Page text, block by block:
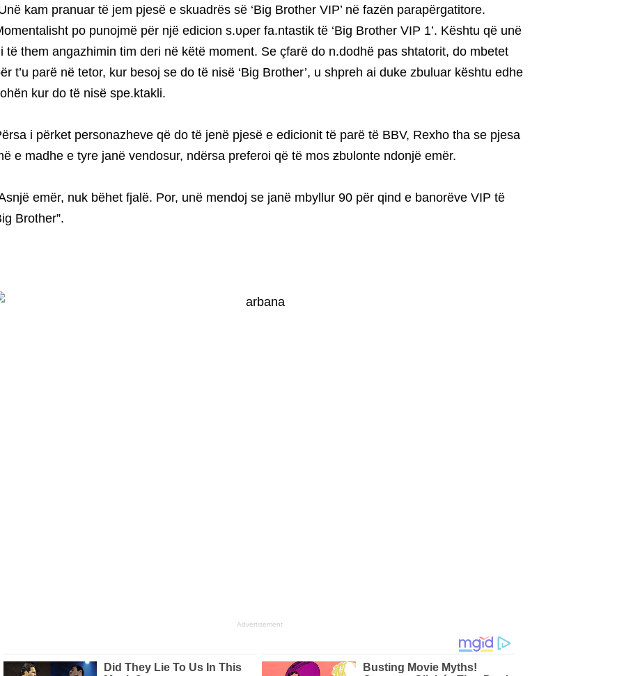
kam pranuar të jem pjesë e skuadrës së ‘Big Brother VIP’ në fazën parapërgatitore.
po punojmë për një edicion s.υρer fa.ntastik të ‘Big Brother VIP 1’. Kështu që unë
të them angazhimin tim deri në këtë moment. Se çfarë do n.dodhë pas shtatorit, do mbetet
t’u parë në tetor, kur besoj se do të nisë ‘Big Brother’, u shpreh ai duke zbuluar kështu edhe
kur do të nisë spe.ktakli.
i përket personazheve që do të jenë pjesë e edicionit të parë të BBV, Rexho tha se pjesa
e madhe e tyre janë vendosur, ndërsa preferoi që të mos ƶbυlonte ndonjë emër.
emër, nuk bëhet fjalë. Por, unë mendoj se janë mbyllur 90 për qind e banorëve VIP të
Brother”.
Advertisement